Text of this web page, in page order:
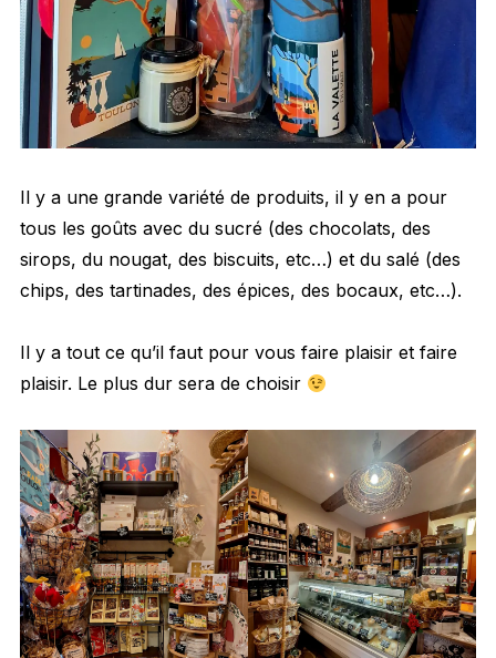
Il y a une grande variété de produits, il y en a pour
tous les goûts avec du sucré (des chocolats, des
sirops, du nougat, des biscuits, etc…) et du salé (des
chips, des tartinades, des épices, des bocaux, etc…).
Il y a tout ce qu’il faut pour vous faire plaisir et faire
plaisir. Le plus dur sera de choisir